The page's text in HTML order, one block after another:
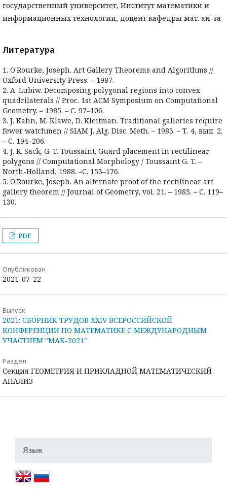
государственный университет, Институт математики и
информационных технологий, доцент кафедры мат. ан-за
Литература
1. O'Rourke, Joseph. Art Gallery Theorems and Algorithms //
Oxford University Press. – 1987.
2. A. Lubiw. Decomposing polygonal regions into convex
quadrilaterals // Proc. 1st ACM Symposium on Computational
Geometry. – 1985. – С. 97–106.
3. J. Kahn, M. Klawe, D. Kleitman. Traditional galleries require
fewer watchmen // SIAM J. Alg. Disc. Meth. – 1983. – Т. 4, вып. 2.
– С. 194–206.
4. J. R. Sack, G. T. Toussaint. Guard placement in rectilinear
polygons // Computational Morphology / Toussaint G. T. –
North-Holland, 1988. –С. 153–176.
5. O'Rourke, Joseph. An alternate proof of the rectilinear art
gallery theorem // Journal of Geometry, vol. 21. – 1983. – C. 119–
130.
PDF
Опубликован
2021-07-22
Выпуск
2021: СБОРНИК ТРУДОВ XXIV ВСЕРОССИЙСКОЙ
КОНФЕРЕНЦИИ ПО МАТЕМАТИКЕ С МЕЖДУНАРОДНЫМ
УЧАСТИЕМ "МАК-2021"
Раздел
Секция ГЕОМЕТРИЯ И ПРИКЛАДНОЙ МАТЕМАТИЧЕСКИЙ
АНАЛИЗ
Язык